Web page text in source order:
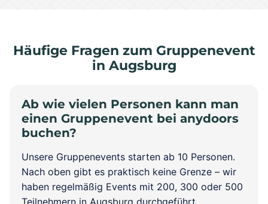
Häufige Fragen zum Gruppenevent
in Augsburg
Ab wie vielen Personen kann man
einen Gruppenevent bei anydoors
buchen?
Unsere Gruppenevents starten ab 10 Personen.
Nach oben gibt es praktisch keine Grenze – wir
haben regelmäßig Events mit 200, 300 oder 500
Teilnehmern in Augsburg durchgeführt.